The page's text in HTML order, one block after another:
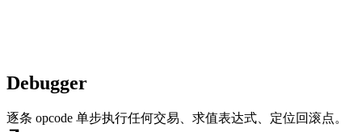
Debugger
逐条 opcode 单步执行任何交易、求值表达式、定位回滚点。